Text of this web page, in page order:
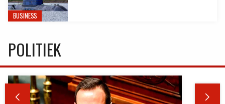
BUSINESS
POLITIEK
 